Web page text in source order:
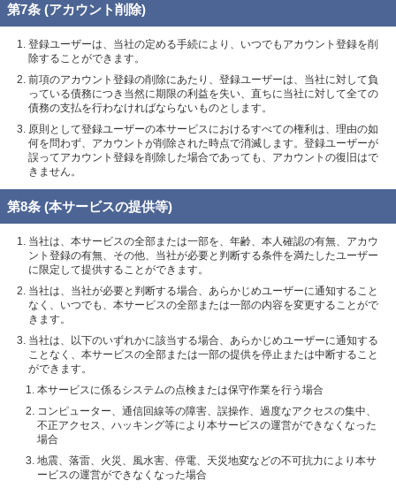
第7条 (アカウント削除)
登録ユーザーは、当社の定める手続により、いつでもアカウント登録を削
除することができます。
前項のアカウント登録の削除にあたり、登録ユーザーは、当社に対して負
っている債務につき当然に期限の利益を失い、直ちに当社に対して全ての
債務の支払を行わなければならないものとします。
原則として登録ユーザーの本サービスにおけるすべての権利は、理由の如
何を問わず、アカウントが削除された時点で消滅します。登録ユーザーが
誤ってアカウント登録を削除した場合であっても、アカウントの復旧はで
きません。
第8条 (本サービスの提供等)
当社は、本サービスの全部または一部を、年齢、本人確認の有無、アカウ
ント登録の有無、その他、当社が必要と判断する条件を満たしたユーザー
に限定して提供することができます。
当社は、当社が必要と判断する場合、あらかじめユーザーに通知すること
なく、いつでも、本サービスの全部または一部の内容を変更することがで
きます。
当社は、以下のいずれかに該当する場合、あらかじめユーザーに通知する
ことなく、本サービスの全部または一部の提供を停止または中断すること
ができます。
本サービスに係るシステムの点検または保守作業を行う場合
コンピューター、通信回線等の障害、誤操作、過度なアクセスの集中、
不正アクセス、ハッキング等により本サービスの運営ができなくなった
場合
地震、落雷、火災、風水害、停電、天災地変などの不可抗力により本サ
ービスの運営ができなくなった場合